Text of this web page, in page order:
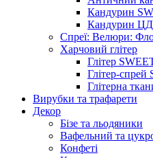
Кандурин
Кандурин ЦД
Спреї: Велюри:
Харчовий глітер
Глітер
Глітер-
Глітерна
Вирубки та трафарети
Декор
Бізе та льодяники
Вафельний та
Конфеті